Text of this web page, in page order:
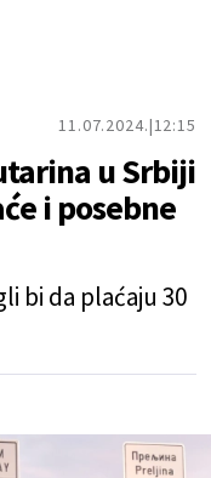
11.07.2024. 12:15
u Srbiji
i posebne
bi da plaćaju 30